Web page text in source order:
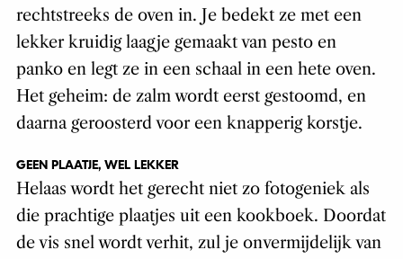
rechtstreeks de oven in. Je bedekt ze met een
lekker kruidig laagje gemaakt van pesto en
panko en legt ze in een schaal in een hete oven.
Het geheim: de zalm wordt eerst gestoomd, en
daarna geroosterd voor een knapperig korstje.
GEEN PLAATJE, WEL LEKKER
Helaas wordt het gerecht niet zo fotogeniek als
die prachtige plaatjes uit een kookboek. Doordat
de vis snel wordt verhit, zul je onvermijdelijk van